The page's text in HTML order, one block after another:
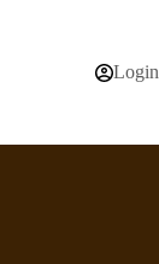
Login